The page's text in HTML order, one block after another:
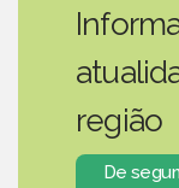
região
De